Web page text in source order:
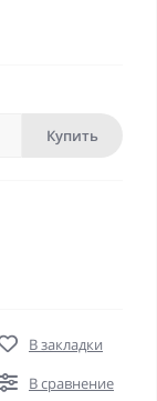
Купить
В закладки
В сравнение